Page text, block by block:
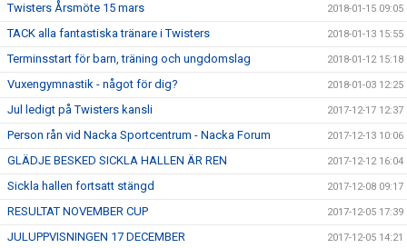
Twisters Årsmöte 15 mars 2018-01-15 09:05
TACK alla fantastiska tränare i Twisters 2018-01-13 15:55
Terminsstart för barn, träning och ungdomslag 2018-01-12 15:18
Vuxengymnastik - något för dig? 2018-01-03 12:25
Jul ledigt på Twisters kansli 2017-12-17 12:37
Person rån vid Nacka Sportcentrum - Nacka Forum 2017-12-13 10:06
GLÄDJE BESKED SICKLA HALLEN ÄR REN 2017-12-12 16:04
Sickla hallen fortsatt stängd 2017-12-08 09:17
RESULTAT NOVEMBER CUP 2017-12-05 17:39
JULUPPVISNINGEN 17 DECEMBER 2017-12-05 14:21